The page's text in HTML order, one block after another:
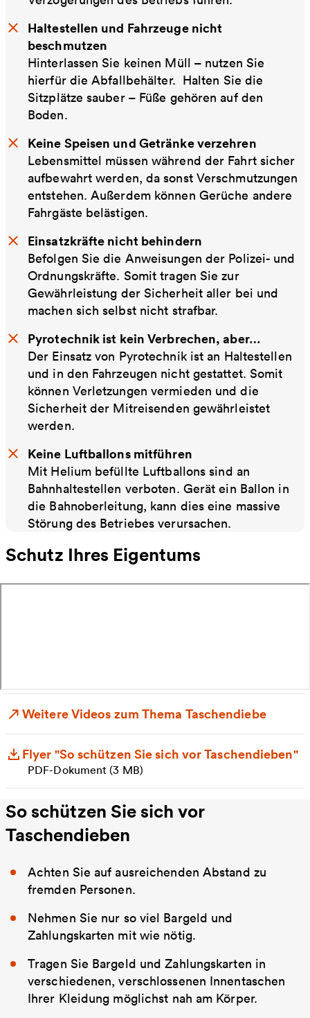
Haltestellen und Fahrzeuge nicht
beschmutzen
Hinterlassen Sie keinen Müll – nutzen Sie
hierfür die Abfallbehälter. Halten Sie die
Sitzplätze sauber – Füße gehören auf den
Boden.
Keine Speisen und Getränke verzehren
Lebensmittel müssen während der Fahrt sicher
aufbewahrt werden, da sonst Verschmutzungen
entstehen. Außerdem können Gerüche andere
Fahrgäste belästigen.
Einsatzkräfte nicht behindern
Befolgen Sie die Anweisungen der Polizei- und
Ordnungskräfte. Somit tragen Sie zur
Gewährleistung der Sicherheit aller bei und
machen sich selbst nicht strafbar.
Pyrotechnik ist kein Verbrechen, aber…
Der Einsatz von Pyrotechnik ist an Haltestellen
und in den Fahrzeugen nicht gestattet. Somit
können Verletzungen vermieden und die
Sicherheit der Mitreisenden gewährleistet
werden.
Keine Luftballons mitführen
Mit Helium befüllte Luftballons sind an
Bahnhaltestellen verboten. Gerät ein Ballon in
die Bahnoberleitung, kann dies eine massive
Störung des Betriebes verursachen.
Schutz Ihres Eigentums
Weitere Videos zum Thema Taschendiebe
Flyer "So schützen Sie sich vor Taschendieben"
PDF-Dokument (3 MB)
So schützen Sie sich vor
Taschendieben
Achten Sie auf ausreichenden Abstand zu
fremden Personen.
Nehmen Sie nur so viel Bargeld und
Zahlungskarten mit wie nötig.
Tragen Sie Bargeld und Zahlungskarten in
verschiedenen, verschlossenen Innentaschen
Ihrer Kleidung möglichst nah am Körper.